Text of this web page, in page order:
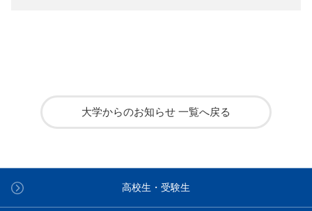
大学からのお知らせ 一覧へ戻る
高校生・受験生